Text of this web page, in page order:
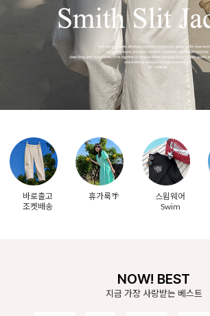
바로출고
조켓배송
휴가룩🌴
스윔웨어
Swim
NOW! BEST
지금 가장 사랑받는 베스트